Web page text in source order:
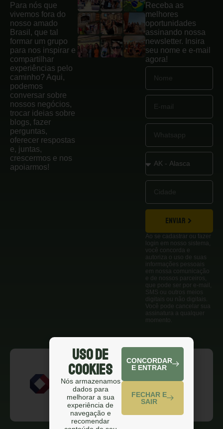
Para nós que
vivemos fora do
nosso amado
Brasil, que tal
formar um grupo
para nos inspirar e
compartilhar
experiências pelo
caminho? Aqui,
podemos
conversar sobre
nossos negócios,
trocar ideias sobre
blogs, fazer
perguntas,
oferecer respostas
e, juntas,
crescermos e nos
apoiarmos!
Receba as
melhores
oportunidades
assinando nossa
newsletter. Insira
seu nome e e-mail
agora!
ENVIAR
Ao se cadastrar ou fazer
login em nosso sistema,
você concorda e
autoriza o uso de suas
informações pessoais
em nossa comunicação
e de nossos parceiros,
que pode ser por e-mail,
SMS ou outros meios
digitais ou não digitais.
Você pode cancelar sua
assinatura a qualquer
momento.
Uso de
Cookies
Nós armazenamos
dados para
melhorar a sua
experiência de
navegação e
recomendar
CONCORDAR
E ENTRAR
FECHAR E
SAIR